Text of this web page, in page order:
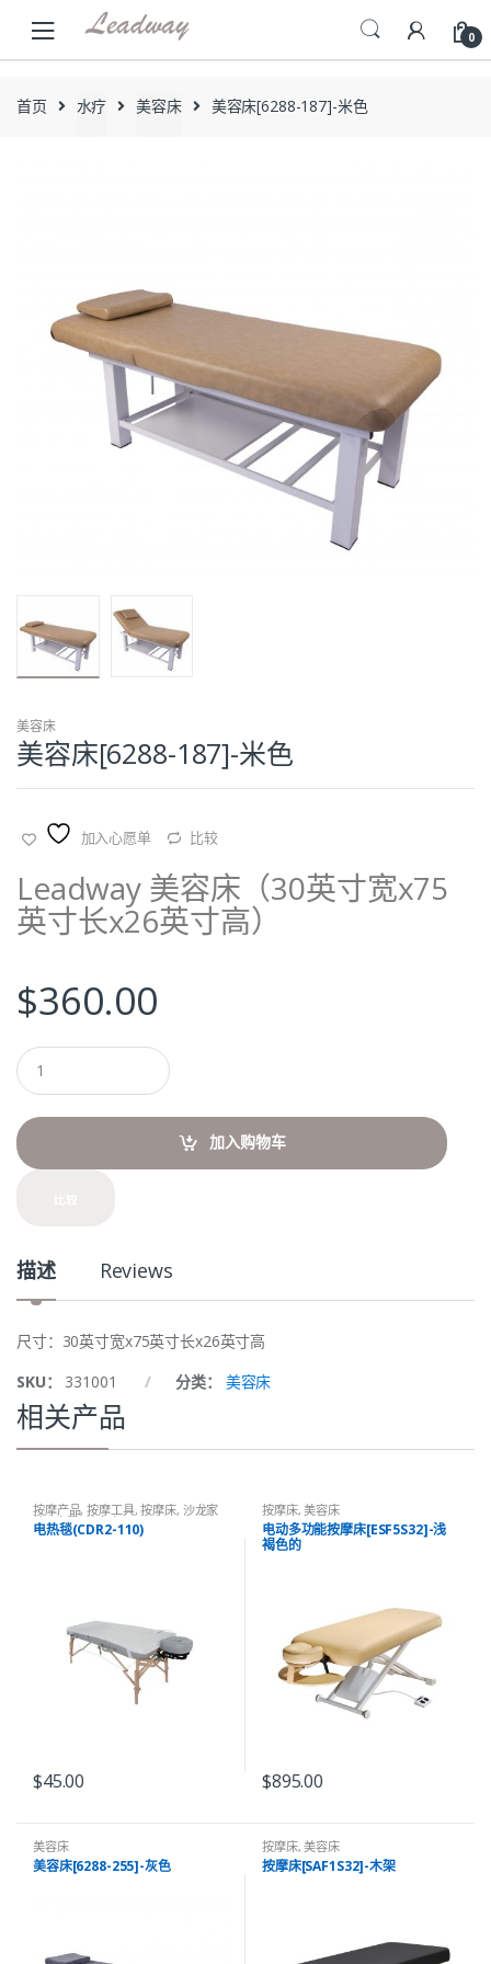
navigation
content
0
首页 水疗 美容床 美容床[6288-187]-米色
美容床
美容床[6288-187]-米色
加入心愿单 比较
Leadway 美容床（30英寸宽x75
英寸长x26英寸高）
$360.00
Q
u
a
t
i
加入购物车
描述 Reviews
尺寸：30英寸宽x75英寸长x26英寸高
SKU： 331001 分类： 美容床
相关产品
按摩产品,按摩工具,按摩床, 沙龙家
纺&床罩,美容床
电热毯(CDR2-110)
$45.00
按摩床,美容床
电动多功能按摩床[ESF5S32]-浅
褐色的
$895.00
美容床
美容床[6288-255]-灰色
按摩床,美容床
按摩床[SAF1S32]-木架